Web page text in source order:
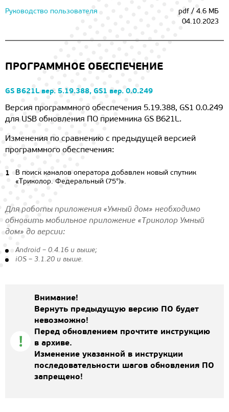
Руководство пользователя
pdf / 4.6 МБ
04.10.2023
ПРОГРАММНОЕ ОБЕСПЕЧЕНИЕ
GS B621L вер. 5.19.388, GS1 вер. 0.0.249
Версия программного обеспечения 5.19.388, GS1 0.0.249
для USB обновления ПО приемника GS B621L.
Изменения по сравнению с предыдущей версией
программного обеспечения:
В поиск каналов оператора добавлен новый спутник
«Триколор. Федеральный (75°)».
Для работы приложения «Умный дом» необходимо
обновить мобильное приложение «Триколор Умный
дом» до версии:
Android – 0.4.16 и выше;
iOS – 3.1.20 и выше.
Внимание!
Вернуть предыдущую версию ПО будет
невозможно!
Перед обновлением прочтите инструкцию
в архиве.
Изменение указанной в инструкции
последовательности шагов обновления ПО
запрещено!